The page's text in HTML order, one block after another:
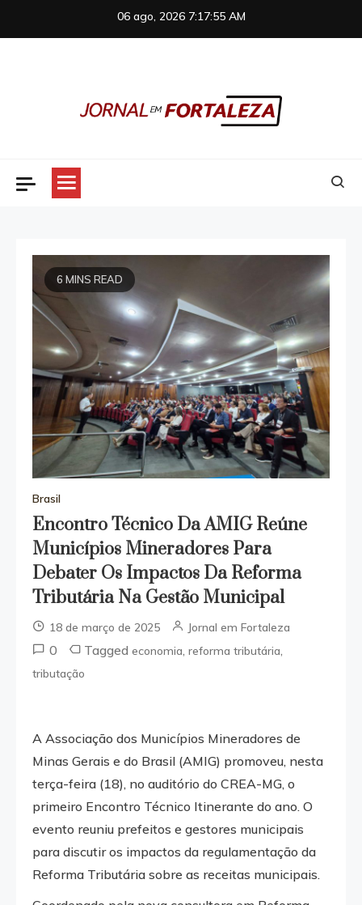
06 ago, 2026 7:17:56 AM
6 MINS READ
Brasil
Encontro Técnico Da AMIG Reúne
Municípios Mineradores Para
Debater Os Impactos Da Reforma
Tributária Na Gestão Municipal
18 de março de 2025 Jornal em Fortaleza
0 Tagged economia, reforma tributária,
tributação
A Associação dos Municípios Mineradores de
Minas Gerais e do Brasil (AMIG) promoveu, nesta
terça-feira (18), no auditório do CREA-MG, o
primeiro Encontro Técnico Itinerante do ano. O
evento reuniu prefeitos e gestores municipais
para discutir os impactos da regulamentação da
Reforma Tributária sobre as receitas municipais.